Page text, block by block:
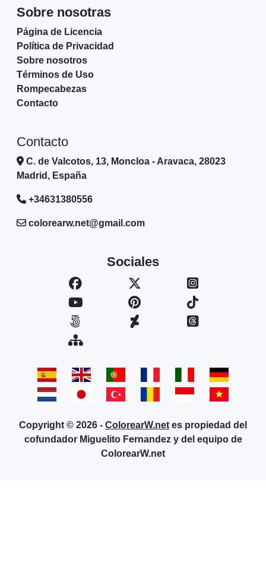
Sobre nosotras
Página de Licencia
Política de Privacidad
Sobre nosotros
Términos de Uso
Rompecabezas
Contacto
Contacto
C. de Valcotos, 13, Moncloa - Aravaca, 28023
Madrid, España
+34631380556
colorearw.net@gmail.com
Sociales
Copyright © 2026 - ColorearW.net es propiedad del
cofundador Miguelito Fernandez y del equipo de
ColorearW.net